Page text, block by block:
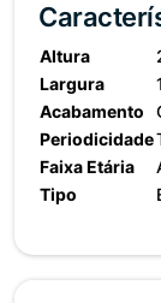
Altura
Largura
Acabamento
Periodicidade
Faixa Etária
Tipo